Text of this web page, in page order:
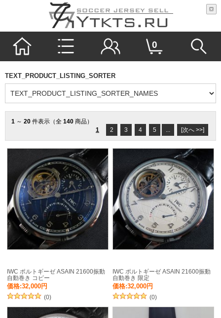
0
TEXT_PRODUCT_LISTING_SORTER
1 ～ 20 件表示（全 140 商品）
1
2 3 4 5 ... [次へ >>]
IWC ポルトギーゼ ASAIN 21600振動
自動巻き コピー
価格:32,000円
(0)
IWC ポルトギーゼ ASAIN 21600振動
自動巻き 限定
価格:32,000円
(0)